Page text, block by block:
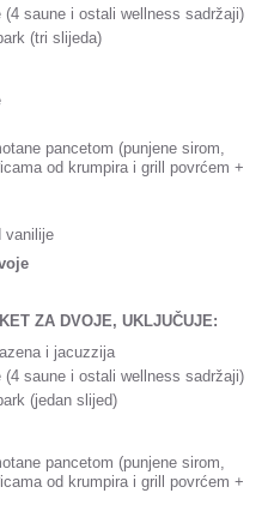
(4 saune i ostali wellness sadržaji)
(tri slijeda)
pancetom (punjene sirom,
od krumpira i grill povrćem +
vanilije
ZA DVOJE, UKLJUČUJE:
i jacuzzija
(4 saune i ostali wellness sadržaji)
(jedan slijed)
pancetom (punjene sirom,
od krumpira i grill povrćem +